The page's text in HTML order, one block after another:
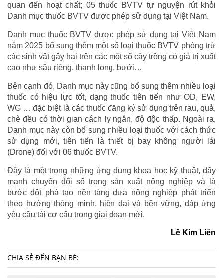
quan đến hoạt chất; 05 thuốc BVTV tự nguyện rút khỏi
Danh mục thuốc BVTV được phép sử dụng tại Việt Nam.
Danh mục thuốc BVTV được phép sử dụng tại Việt Nam
năm 2025 bổ sung thêm một số loại thuốc BVTV phòng trừ
các sinh vật gây hại trên các một số cây trồng có giá trị xuất
cao như sầu riêng, thanh long, bưởi…
Bên cạnh đó, Danh mục này cũng bổ sung thêm nhiều loại
thuốc có hiệu lực tốt, dạng thuốc tiên tiến như OD, EW,
WG … đặc biệt là các thuốc đăng ký sử dụng trên rau, quả,
chè đều có thời gian cách ly ngắn, độ độc thấp. Ngoài ra,
Danh mục này còn bổ sung nhiều loại thuốc với cách thức
sử dụng mới, tiên tiến là thiết bị bay không người lái
(Drone) đối với 06 thuốc BVTV.
Đây là một trong những ứng dụng khoa học kỹ thuật, đẩy
mạnh chuyển đổi số trong sản xuất nông nghiệp và là
bước đột phá tạo nền tảng đưa nông nghiệp phát triển
theo hướng thông minh, hiện đại và bền vững, đáp ứng
yêu cầu tái cơ cấu trong giai đoạn mới.
Lê Kim Liên
CHIA SẺ ĐẾN BẠN BÈ: